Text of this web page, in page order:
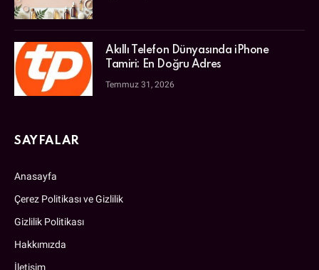
Akıllı Telefon Dünyasında iPhone
Tamiri: En Doğru Adres
Temmuz 31, 2026
SAYFALAR
Anasayfa
Çerez Politikası ve Gizlilik
Gizlilik Politikası
Hakkımızda
İletişim